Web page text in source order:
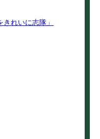
れいに志隊」